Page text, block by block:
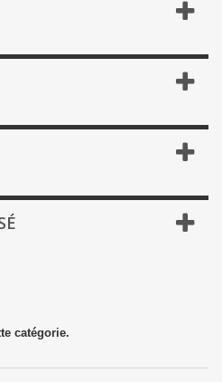
catégorie.